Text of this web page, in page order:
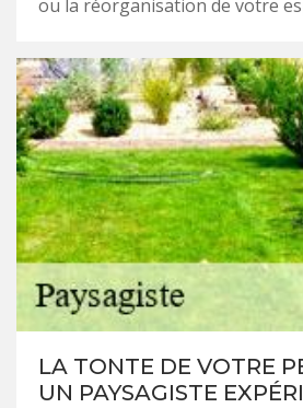
ou la réorganisation de votre
LA TONTE DE VOTRE
UN PAYSAGISTE